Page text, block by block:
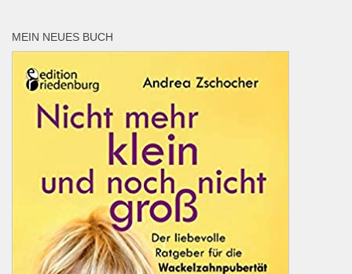
MEIN NEUES BUCH